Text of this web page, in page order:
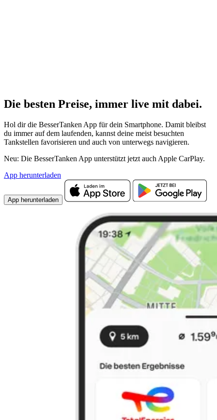
Die besten Preise, immer live mit dabei.
Hol dir die BesserTanken App für dein Smartphone. Damit bleibst
du immer auf dem laufenden, kannst deine meist besuchten
Tankstellen favorisieren und auch von unterwegs navigieren.
Neu: Die BesserTanken App unterstützt jetzt auch Apple CarPlay.
App herunterladen
App herunterladen